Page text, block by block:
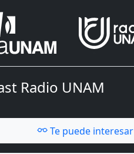
Radio UNAM
Te puede interesar